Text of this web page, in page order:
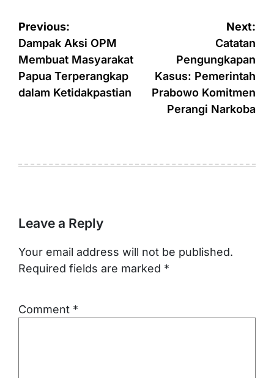
Post
navigation
Previous:
Dampak Aksi OPM
Membuat Masyarakat
Papua Terperangkap
dalam Ketidakpastian
Next:
Catatan
Pengungkapan
Kasus: Pemerintah
Prabowo Komitmen
Perangi Narkoba
Leave a Reply
Your email address will not be published.
Required fields are marked *
Comment *